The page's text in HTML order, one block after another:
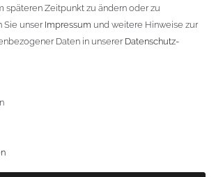
späteren Zeitpunkt zu ändern oder zu
Sie unser Impressum und weitere Hinweise zur
Daten in unserer Daten­schutz­